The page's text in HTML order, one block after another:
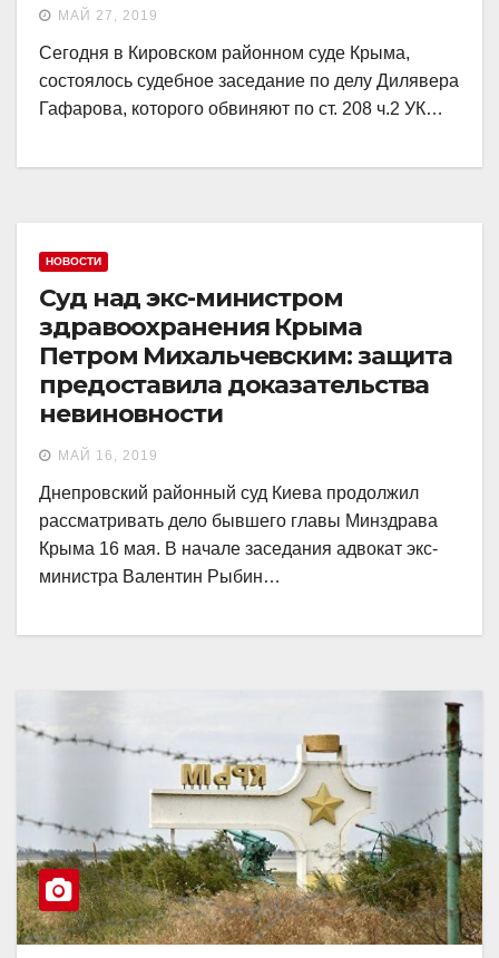
МАЙ 27, 2019
Сегодня в Кировском районном суде Крыма,
состоялось судебное заседание по делу Дилявера
Гафарова, которого обвиняют по ст. 208 ч.2 УК…
НОВОСТИ
Суд над экс-министром
здравоохранения Крыма
Петром Михальчевским: защита
предоставила доказательства
невиновности
МАЙ 16, 2019
Днепровский районный суд Киева продолжил
рассматривать дело бывшего главы Минздрава
Крыма 16 мая. В начале заседания адвокат экс-
министра Валентин Рыбин…